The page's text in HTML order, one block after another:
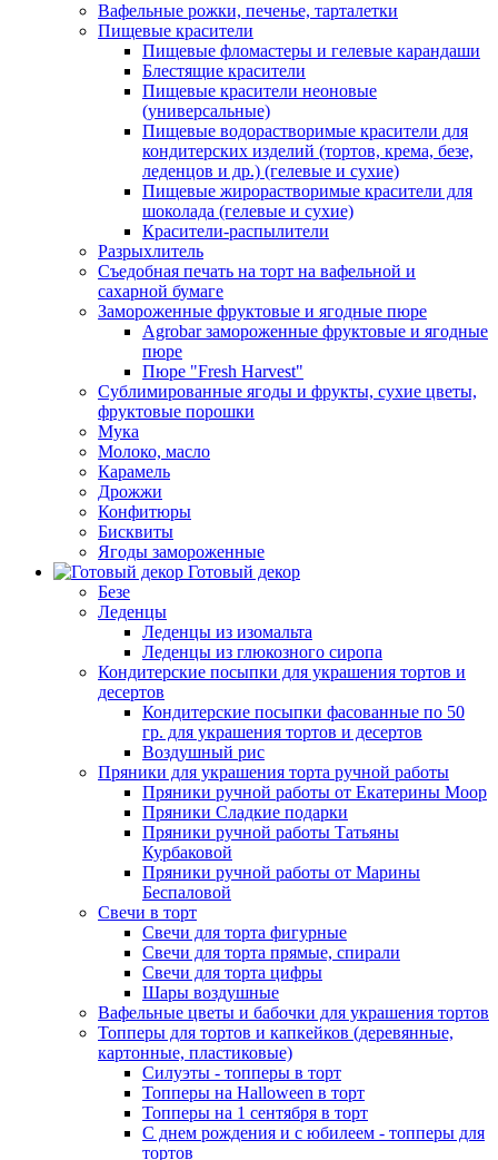
Вафельные рожки, печенье, тарталетки
Пищевые красители
Пищевые фломастеры и гелевые карандаши
Блестящие красители
Пищевые красители неоновые
(универсальные)
Пищевые водорастворимые красители для
кондитерских изделий (тортов, крема, безе,
леденцов и др.) (гелевые и сухие)
Пищевые жирорастворимые красители для
шоколада (гелевые и сухие)
Красители-распылители
Разрыхлитель
Съедобная печать на торт на вафельной и
сахарной бумаге
Замороженные фруктовые и ягодные пюре
Agrobar замороженные фруктовые и ягодные
пюре
Пюре "Fresh Harvest"
Сублимированные ягоды и фрукты, сухие цветы,
фруктовые порошки
Мука
Молоко, масло
Карамель
Дрожжи
Конфитюры
Бисквиты
Ягоды замороженные
Готовый декор
Безе
Леденцы
Леденцы из изомальта
Леденцы из глюкозного сиропа
Кондитерские посыпки для украшения тортов и
десертов
Кондитерские посыпки фасованные по 50
гр. для украшения тортов и десертов
Воздушный рис
Пряники для украшения торта ручной работы
Пряники ручной работы от Екатерины Моор
Пряники Сладкие подарки
Пряники ручной работы Татьяны
Курбаковой
Пряники ручной работы от Марины
Беспаловой
Свечи в торт
Свечи для торта фигурные
Свечи для торта прямые, спирали
Свечи для торта цифры
Шары воздушные
Вафельные цветы и бабочки для украшения тортов
Топперы для тортов и капкейков (деревянные,
картонные, пластиковые)
Силуэты - топперы в торт
Топперы на Halloween в торт
Топперы на 1 сентября в торт
С днем рождения и с юбилеем - топперы для
тортов